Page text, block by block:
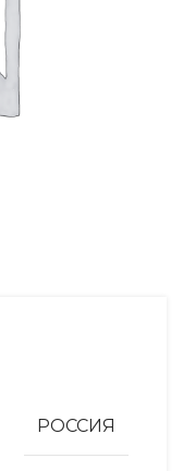
РОССИЯ